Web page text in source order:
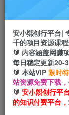
推广返佣
首页 创业课程
（7087期）
期一部手机日
安小熙创行平台|
千的项目资源课
🔰 内容涵盖网赚
每日稳定更新20-
🔰 本站VIP 限时
站资源免费下载，
🔰 安小熙创行平
的知识付费平台，